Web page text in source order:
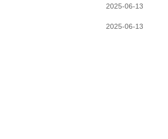
2025-06-13
2025-06-13